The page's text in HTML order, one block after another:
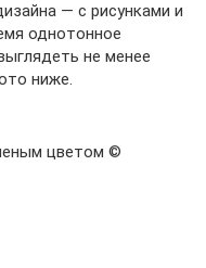
— с рисунками и
однотонное
не менее
ниже.
цветом ©